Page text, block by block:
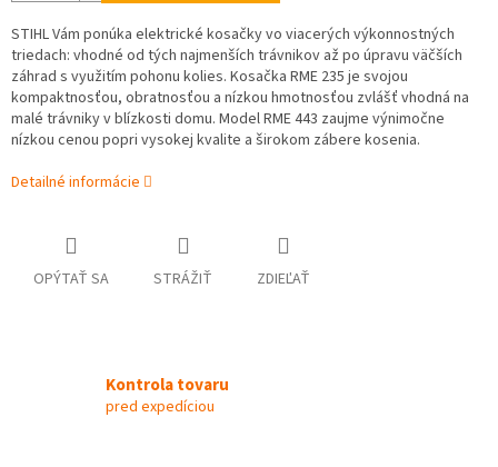
STIHL Vám ponúka elektrické kosačky vo viacerých výkonnostných
triedach: vhodné od tých najmenších trávnikov až po úpravu väčších
záhrad s využitím pohonu kolies. Kosačka RME 235 je svojou
kompaktnosťou, obratnosťou a nízkou hmotnosťou zvlášť vhodná na
malé trávniky v blízkosti domu. Model RME 443 zaujme výnimočne
nízkou cenou popri vysokej kvalite a širokom zábere kosenia.
Detailné informácie
OPÝTAŤ SA STRÁŽIŤ ZDIEĽAŤ
Kontrola tovaru
pred expedíciou